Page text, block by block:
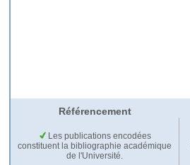
Référencement
Les publications encodées
constituent la bibliographie académique
de l'Université.